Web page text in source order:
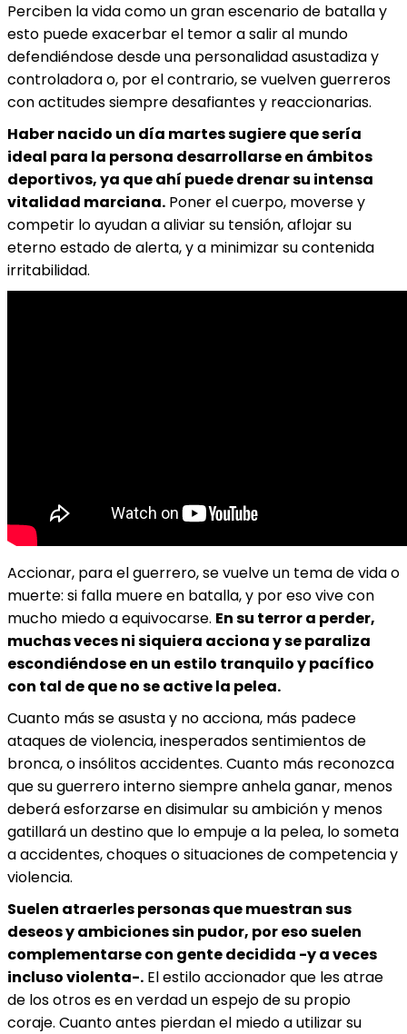
Perciben la vida como un gran escenario de batalla y
esto puede exacerbar el temor a salir al mundo
defendiéndose desde una personalidad asustadiza y
controladora o, por el contrario, se vuelven guerreros
con actitudes siempre desafiantes y reaccionarias.
Haber nacido un día martes sugiere que sería
ideal para la persona desarrollarse en ámbitos
deportivos, ya que ahí puede drenar su intensa
vitalidad marciana. Poner el cuerpo, moverse y
competir lo ayudan a aliviar su tensión, aflojar su
eterno estado de alerta, y a minimizar su contenida
irritabilidad.
Accionar, para el guerrero, se vuelve un tema de vida o
muerte: si falla muere en batalla, y por eso vive con
mucho miedo a equivocarse. En su terror a perder,
muchas veces ni siquiera acciona y se paraliza
escondiéndose en un estilo tranquilo y pacífico
con tal de que no se active la pelea.
Cuanto más se asusta y no acciona, más padece
ataques de violencia, inesperados sentimientos de
bronca, o insólitos accidentes. Cuanto más reconozca
que su guerrero interno siempre anhela ganar, menos
deberá esforzarse en disimular su ambición y menos
gatillará un destino que lo empuje a la pelea, lo someta
a accidentes, choques o situaciones de competencia y
violencia.
Suelen atraerles personas que muestran sus
deseos y ambiciones sin pudor, por eso suelen
complementarse con gente decidida -y a veces
incluso violenta-. El estilo accionador que les atrae
de los otros es en verdad un espejo de su propio
coraje. Cuanto antes pierdan el miedo a utilizar su